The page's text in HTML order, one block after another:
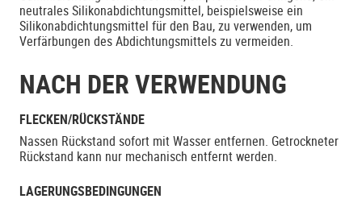
neutrales Silikonabdichtungsmittel, beispielsweise ein
Silikonabdichtungsmittel für den Bau, zu verwenden, um
Verfärbungen des Abdichtungsmittels zu vermeiden.
NACH DER VERWENDUNG
FLECKEN/RÜCKSTÄNDE
Nassen Rückstand sofort mit Wasser entfernen. Getrockneter
Rückstand kann nur mechanisch entfernt werden.
LAGERUNGSBEDINGUNGEN